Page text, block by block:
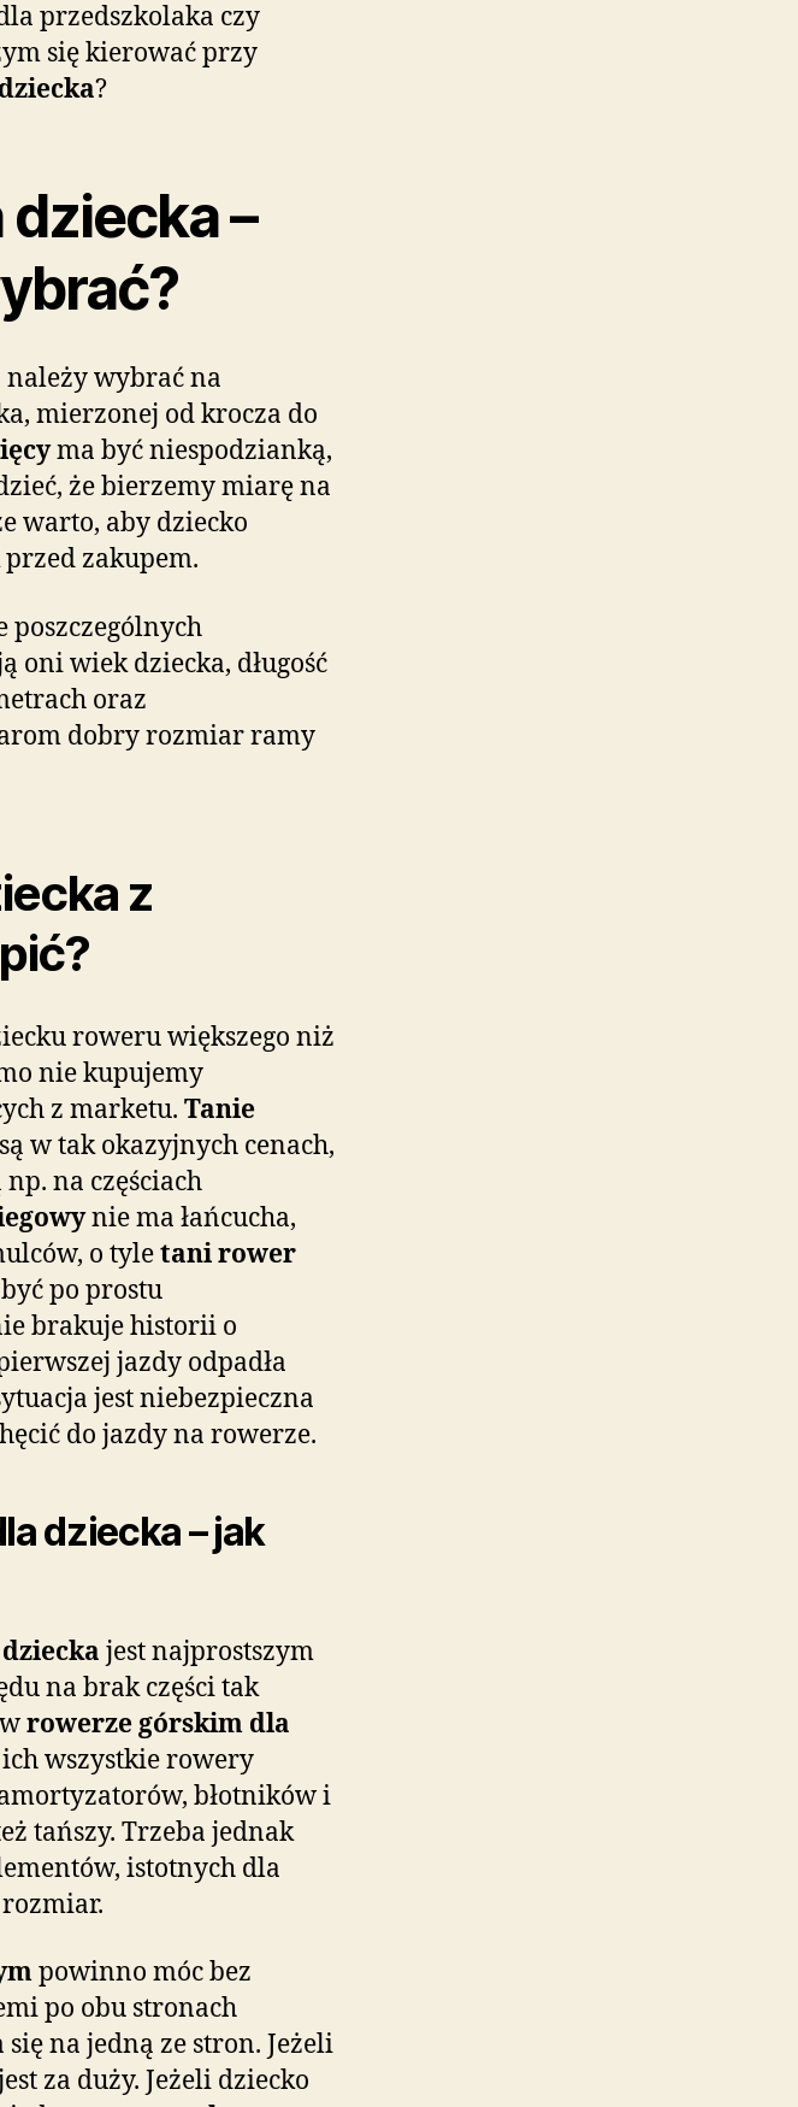
przedszkolaka czy
się kierować przy
?
–
należy wybrać na
mierzonej od krocza do
ma być niespodzianką,
że bierzemy miarę na
warto, aby dziecko
zakupem.
poszczególnych
oni wiek dziecka, długość
oraz
dobry rozmiar ramy
z
roweru większego niż
nie kupujemy
z marketu. Tanie
są w tak okazyjnych cenach,
na częściach
nie ma łańcucha,
o tyletani rower
po prostu
brakuje historii o
jazdy odpadła
jest niebezpieczna
do jazdy na rowerze.
dziecka – jak
jest najprostszym
na brak części tak
rowerze górskim dla
wszystkie rowery
błotników i
tańszy. Trzeba jednak
istotnych dla
powinno móc bez
po obu stronach
na jedną ze stron. Jeżeli
za duży. Jeżeli dziecko